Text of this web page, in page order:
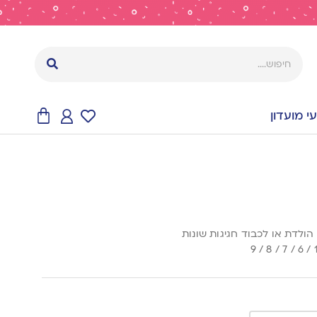
מועדון
או לכבוד חגיגות שונות